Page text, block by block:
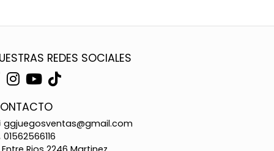
REDES SOCIALES
ggjuegosventas@gmail.com
01562566116